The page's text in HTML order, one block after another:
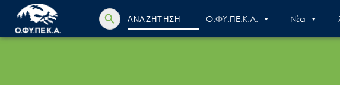
Search
for:
Search Button
Ο.ΦΥ.ΠΕ.Κ.Α. Nέα